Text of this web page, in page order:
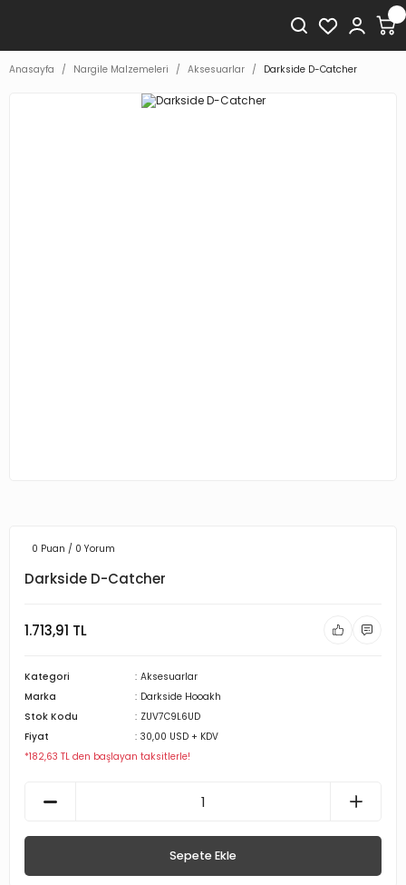
Anasayfa Nargile Malzemeleri Aksesuarlar Darkside D-Catcher
0 Puan / 0 Yorum
Darkside D-Catcher
1.713,91 TL
Kategori
Aksesuarlar
Marka
Darkside Hooakh
Stok Kodu
ZUV7C9L6UD
Fiyat
30,00 USD + KDV
*182,63 TL den başlayan taksitlerle!
Sepete Ekle